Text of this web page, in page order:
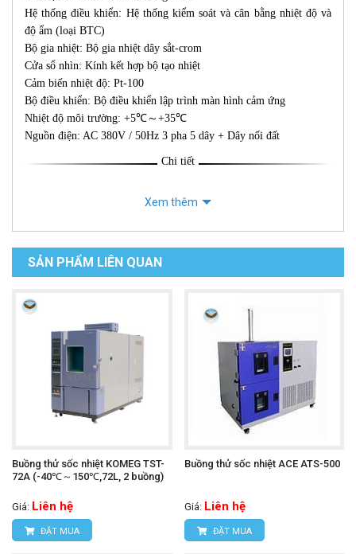
Hệ thống điều khiển: Hệ thống kiểm soát và cân bằng nhiệt độ và
độ ẩm (loại BTC)
Bộ gia nhiệt: Bộ gia nhiệt dây sắt-crom
Cửa sổ nhìn: Kính kết hợp bộ tạo nhiệt
Cảm biến nhiệt độ: Pt-100
Bộ điều khiển: Bộ điều khiển lập trình màn hình cảm ứng
Nhiệt độ môi trường: +5℃～+35℃
Nguồn điện: AC 380V / 50Hz 3 pha 5 dây + Dây nối đất
Chi tiết
Xem thêm
SẢN PHẨM LIÊN QUAN
Buồng thử sốc nhiệt KOMEG TST-
72A (-40℃～150℃,72L, 2 buồng)
Giá: Liên hệ
ĐẶT MUA
Buồng thử sốc nhiệt ACE ATS-500
Giá: Liên hệ
ĐẶT MUA